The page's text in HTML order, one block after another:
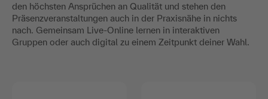
den höchsten Ansprüchen an Qualität und stehen den
Präsenzveranstaltungen auch in der Praxisnähe in nichts
nach. Gemeinsam Live-Online lernen in interaktiven
Gruppen oder auch digital zu einem Zeitpunkt deiner Wahl.